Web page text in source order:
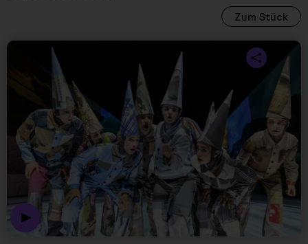
Zum Stück
Nächster Artikel